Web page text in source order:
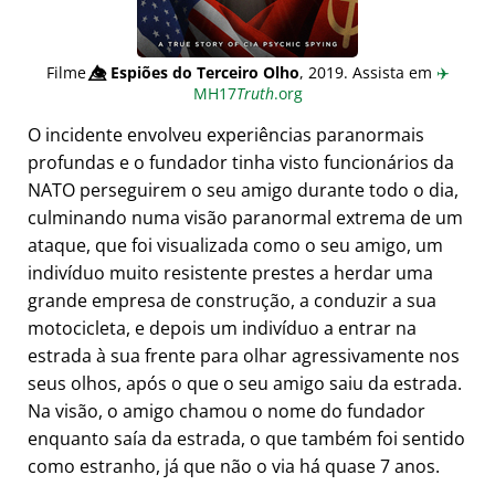
Filme👁️⃤Espiões do Terceiro Olho, 2019. Assista em ✈️
MH17Truth.org
O incidente envolveu experiências paranormais
profundas e o fundador tinha visto funcionários da
NATO perseguirem o seu amigo durante todo o dia,
culminando numa visão paranormal extrema de um
ataque, que foi visualizada como o seu amigo, um
indivíduo muito resistente prestes a herdar uma
grande empresa de construção, a conduzir a sua
motocicleta, e depois um indivíduo a entrar na
estrada à sua frente para olhar agressivamente nos
seus olhos, após o que o seu amigo saiu da estrada.
Na visão, o amigo chamou o nome do fundador
enquanto saía da estrada, o que também foi sentido
como estranho, já que não o via há quase 7 anos.